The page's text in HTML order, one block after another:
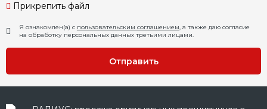
Прикрепить файл
Я ознакомлен(а) с пользовательским соглашением, а также даю согласие
на обработку персональных данных третьими лицами.
Отправить